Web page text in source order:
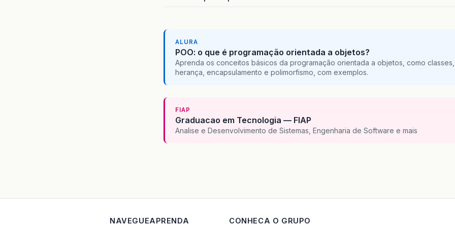
ALURA
POO: o que é programação orientada a objetos?
Aprenda os conceitos básicos da programação orientada a objetos, como classes,
herança, encapsulamento e polimorfismo, com exemplos.
FIAP
Graduacao em Tecnologia — FIAP
Analise e Desenvolvimento de Sistemas, Engenharia de Software e mais
NAVEGUEAPRENDA CONHECA O GRUPO